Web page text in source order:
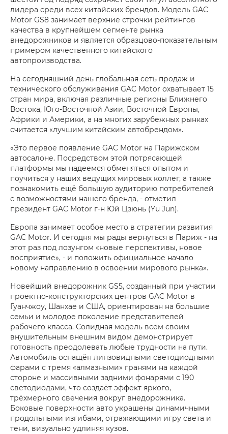
лидера среди всех китайских брендов. Модель GAC
Motor GS8 занимает верхние строчки рейтингов
качества в крупнейшем сегменте рынка
внедорожников и является образцово-показательным
примером качественного китайского
автопроизводства.
На сегодняшний день глобальная сеть продаж и
технического обслуживания GAC Motor охватывает 15
стран мира, включая различные регионы Ближнего
Востока, Юго-Восточной Азии, Восточной Европы,
Африки и Америки, а на многих зарубежных рынках
считается «лучшим китайским автобрендом».
«Это первое появление GAC Motor на Парижском
автосалоне. Посредством этой потрясающей
платформы мы надеемся обменяться опытом и
поучиться у наших ведущих мировых коллег, а также
познакомить ещё большую аудиторию потребителей
с возможностями нашего бренда, - отметил
президент GAC Motor г-н Юй Цзюнь (Yu Jun).
Европа занимает особое место в стратегии развития
GAC Motor. И сегодня мы рады вернуться в Париж - на
этот раз под лозунгом «новые перспективы, новое
восприятие», - и положить официальное начало
новому направлению в освоении мирового рынка».
Новейший внедорожник GS5, созданный при участии
проектно-конструкторских центров GAC Motor в
Гуанчжоу, Шанхае и США, ориентирован на большие
семьи и молодое поколение представителей
рабочего класса. Солидная модель всем своим
внушительным внешним видом демонстрирует
готовность преодолевать любые трудности на пути.
Автомобиль оснащён линзовидными светодиодными
фарами с тремя «алмазными» гранями на каждой
стороне и массивными задними фонарями с 190
светодиодами, что создаёт эффект яркого,
трёхмерного свечения вокруг внедорожника.
Боковые поверхности авто украшены динамичными
продольными изгибами, отражающими игру света и
тени, визуально удлиняя кузов.